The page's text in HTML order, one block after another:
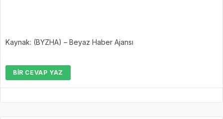
Kaynak: (BYZHA) – Beyaz Haber Ajansı
BIR CEVAP YAZ